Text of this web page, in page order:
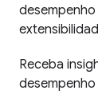
Receba